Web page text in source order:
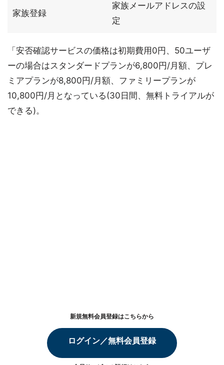
家族登録
家族メールアドレスの設
定
「安否確認サービスの価格は初期費用0円、50ユーザ
ーの場合はスタンダードプランが6,800円/月額、プレ
ミアプランが8,800円/月額、ファミリープランが
10,800円/月となっている(30日間、無料トライアルが
できる)。
新規無料会員登録はこちらから
ログイン／無料会員登録